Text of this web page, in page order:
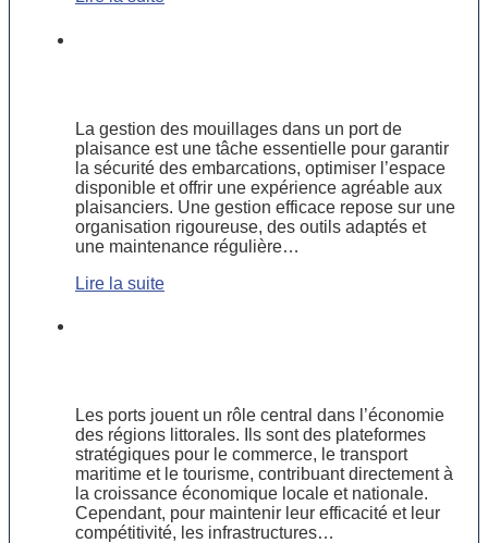
La gestion des mouillages dans un port de
plaisance est une tâche essentielle pour garantir
la sécurité des embarcations, optimiser l’espace
disponible et offrir une expérience agréable aux
plaisanciers. Une gestion efficace repose sur une
organisation rigoureuse, des outils adaptés et
une maintenance régulière…
Lire la suite
Les ports jouent un rôle central dans l’économie
des régions littorales. Ils sont des plateformes
stratégiques pour le commerce, le transport
maritime et le tourisme, contribuant directement à
la croissance économique locale et nationale.
Cependant, pour maintenir leur efficacité et leur
compétitivité, les infrastructures…